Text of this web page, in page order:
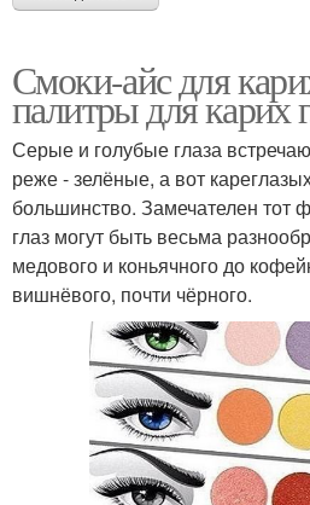
Смоки-айс для
палитры для карих
Серые и голубые глаза
реже - зелёные, а вот
большинство. Замечателен тот
глаз могут быть весьма
медового и коньячного до
вишнёвого, почти чёрного.